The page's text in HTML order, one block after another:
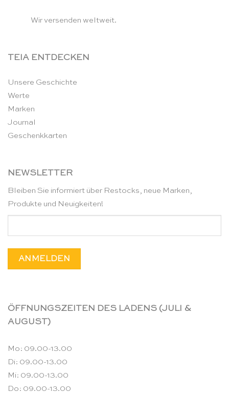
Wir versenden weltweit.
TEIA ENTDECKEN
Unsere Geschichte
Werte
Marken
Journal
Geschenkkarten
NEWSLETTER
Bleiben Sie informiert über Restocks, neue Marken,
Produkte und Neuigkeiten!
ÖFFNUNGSZEITEN DES LADENS (JULI &
AUGUST)
Mo: 09.00-13.00
Di: 09.00-13.00
Mi: 09.00-13.00
Do: 09.00-13.00